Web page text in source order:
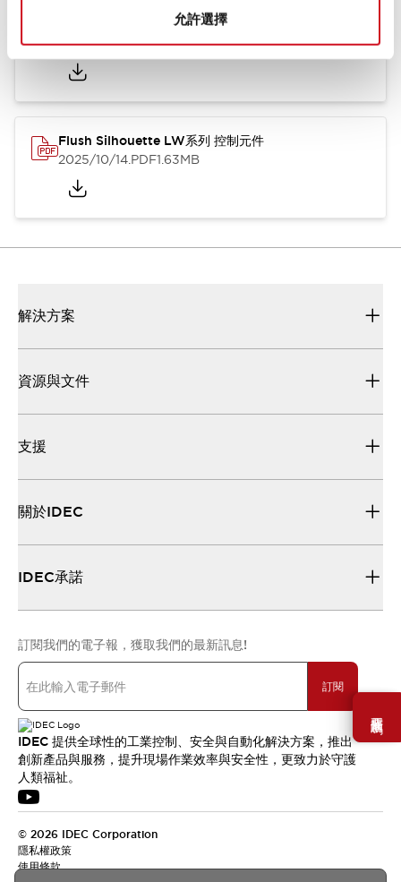
允許選擇
需要幫助嗎？
Flush Silhouette LW系列 控制元件 (英文版)
2025/09/19.PDF1.23MB
Flush Silhouette LW系列 控制元件
2025/10/14.PDF1.63MB
解決方案
資源與文件
支援
關於IDEC
IDEC承諾
訂閱我們的電子報，獲取我們的最新訊息!
訂閱
IDEC 提供全球性的工業控制、安全與自動化解決方案，推出
創新產品與服務，提升現場作業效率與安全性，更致力於守護
人類福祉。
© 2026 IDEC Corporation
隱私權政策
使用條款